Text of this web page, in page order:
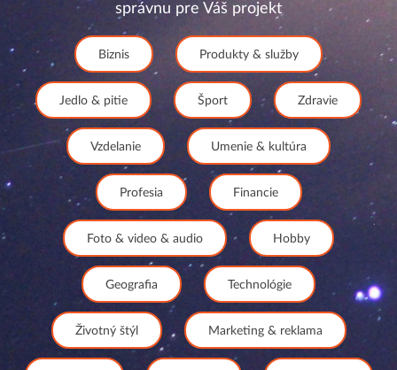
správnu pre Váš projekt
Biznis Produkty & služby
Jedlo & pitie Šport Zdravie
Vzdelanie Umenie & kultúra
Profesia Financie
Foto & video & audio Hobby
Geografia Technológie
Životný štýl Marketing & reklama